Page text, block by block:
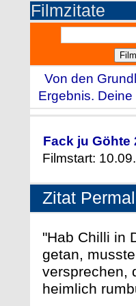
Filmzitate
Von den
Ergebnis.
Fack ju Göhte
Filmstart:
Zitat
"Hab Chilli in
getan,
versprechen,
heimlich